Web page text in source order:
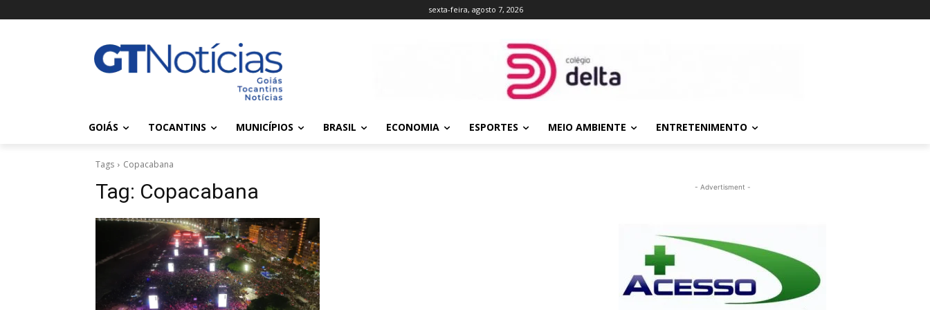
sexta-feira, agosto 7, 2026
GOIÁS TOCANTINS MUNICÍPIOS BRASIL ECONOMIA ESPORTES MEIO AMBIENTE ENTRETENIMENTO
Tags Copacabana
Tag: Copacabana - Advertisment -